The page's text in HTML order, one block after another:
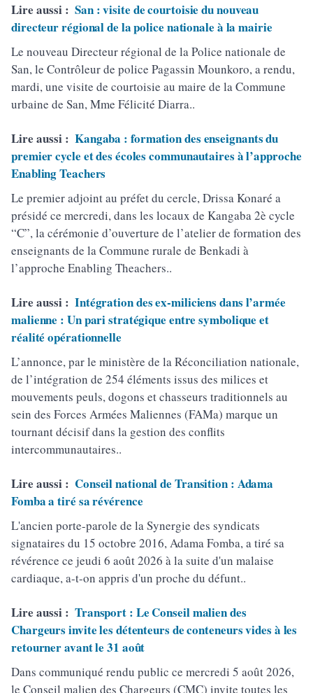
Lire aussi : San : visite de courtoisie du nouveau
directeur régional de la police nationale à la mairie
Le nouveau Directeur régional de la Police nationale de
San, le Contrôleur de police Pagassin Mounkoro, a rendu,
mardi, une visite de courtoisie au maire de la Commune
urbaine de San, Mme Félicité Diarra..
Lire aussi : Kangaba : formation des enseignants du
premier cycle et des écoles communautaires à l’approche
Enabling Teachers
Le premier adjoint au préfet du cercle, Drissa Konaré a
présidé ce mercredi, dans les locaux de Kangaba 2è cycle
“C”, la cérémonie d’ouverture de l’atelier de formation des
enseignants de la Commune rurale de Benkadi à
l’approche Enabling Theachers..
Lire aussi : Intégration des ex-miliciens dans l’armée
malienne : Un pari stratégique entre symbolique et
réalité opérationnelle
L’annonce, par le ministère de la Réconciliation nationale,
de l’intégration de 254 éléments issus des milices et
mouvements peuls, dogons et chasseurs traditionnels au
sein des Forces Armées Maliennes (FAMa) marque un
tournant décisif dans la gestion des conflits
intercommunautaires..
Lire aussi : Conseil national de Transition : Adama
Fomba a tiré sa révérence
L'ancien porte-parole de la Synergie des syndicats
signataires du 15 octobre 2016, Adama Fomba, a tiré sa
révérence ce jeudi 6 août 2026 à la suite d'un malaise
cardiaque, a-t-on appris d'un proche du défunt..
Lire aussi : Transport : Le Conseil malien des
Chargeurs invite les détenteurs de conteneurs vides à les
retourner avant le 31 août
Dans communiqué rendu public ce mercredi 5 août 2026,
le Conseil malien des Chargeurs (CMC) invite toutes les